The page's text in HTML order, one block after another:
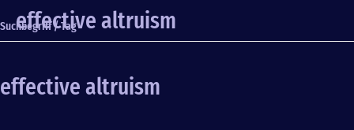
effective altruism
Suchbegriff / Tag
effective altruism